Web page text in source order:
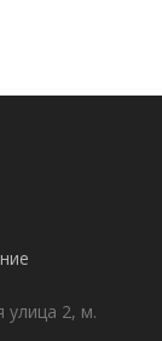
улица 2, м.